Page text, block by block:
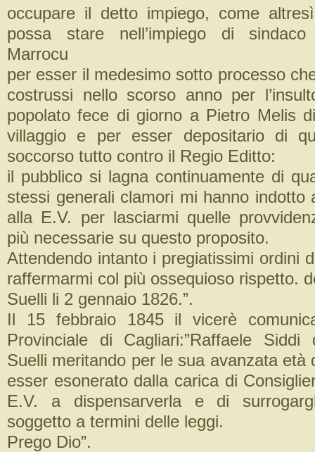
occupare il detto impiego, come
possa stare nell’impiego di
Marrocu
per esser il medesimo sotto processo
costrussi nello scorso anno per
popolato fece di giorno a Pietro Melis
villaggio e per esser depositario di
soccorso tutto contro il Regio Editto:
il pubblico si lagna continuamente di
stessi generali clamori mi hanno indotto
alla E.V. per lasciarmi quelle
più necessarie su questo proposito.
Attendendo intanto i pregiatissimi ordini
raffermarmi col più ossequioso rispetto.
Suelli li 2 gennaio 1826.”.
Il 15 febbraio 1845 il vicerè
Provinciale di Cagliari:”Raffaele
Suelli meritando per le sua avanzata età
esser esonerato dalla carica di
E.V. a dispensarverla e di
soggetto a termini delle leggi.
Prego Dio”.